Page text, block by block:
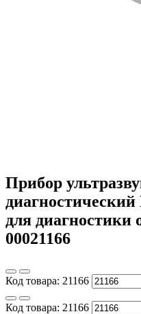
Прибор
для диагностики
00021166
Код товара: 21166
Код товара: 21166